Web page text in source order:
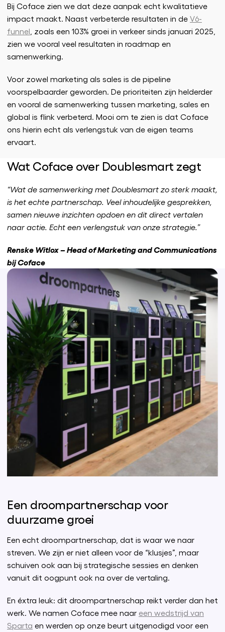
Bij Coface zien we dat deze aanpak echt kwalitatieve
impact maakt. Naast verbeterde resultaten in de V6-
funnel , zoals een 103% groei in verkeer sinds januari 2025,
zien we vooral veel resultaten in roadmap en
samenwerking.
Voor zowel marketing als sales is de pipeline
voorspelbaarder geworden. De prioriteiten zijn helderder
en vooral de samenwerking tussen marketing, sales en
global is flink verbeterd. Mooi om te zien is dat Coface
ons hierin echt als verlengstuk van de eigen teams
ervaart.
Wat Coface over Doublesmart zegt
“Wat de samenwerking met Doublesmart zo sterk maakt,
is het echte partnerschap. Veel inhoudelijke gesprekken,
samen nieuwe inzichten opdoen en dit direct vertalen
naar actie. Echt een verlengstuk van onze strategie.”
Renske Witlox – Head of Marketing and Communications
bij Coface
Een droompartnerschap voor
duurzame groei
Een echt droompartnerschap, dat is waar we naar
streven. We zijn er niet alleen voor de “klusjes”, maar
schuiven ook aan bij strategische sessies en denken
vanuit dit oogpunt ook na over de vertaling.
En éxtra leuk: dit droompartnerschap reikt verder dan het
werk. We namen Coface mee naar een wedstrijd van
Sparta en werden op onze beurt uitgenodigd voor een